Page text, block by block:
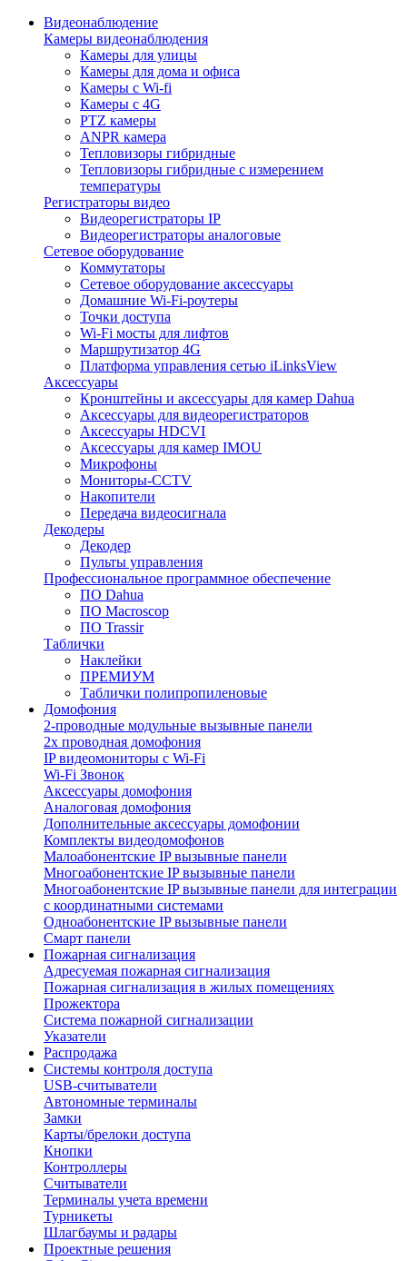
Видеонаблюдение
Камеры видеонаблюдения
Камеры для улицы
Камеры для дома и офиса
Камеры с Wi-fi
Камеры с 4G
PTZ камеры
ANPR камера
Тепловизоры гибридные
Тепловизоры гибридные c измерением
температуры
Регистраторы видео
Видеорегистраторы IP
Видеорегистраторы аналоговые
Сетевое оборудование
Коммутаторы
Сетевое оборудование аксессуары
Домашние Wi-Fi-роутеры
Точки доступа
Wi-Fi мосты для лифтов
Маршрутизатор 4G
Платформа управления сетью iLinksView
Аксессуары
Кронштейны и аксессуары для камер Dahua
Аксессуары для видеорегистраторов
Аксессуары HDCVI
Аксессуары для камер IMOU
Микрофоны
Мониторы-CCTV
Накопители
Передача видеосигнала
Декодеры
Декодер
Пульты управления
Профессиональное программное обеспечение
ПО Dahua
ПО Macroscop
ПО Trassir
Таблички
Наклейки
ПРЕМИУМ
Таблички полипропиленовые
Домофония
2-проводные модульные вызывные панели
2х проводная домофония
IP видеомониторы с Wi-Fi
Wi-Fi Звонок
Аксессуары домофония
Аналоговая домофония
Дополнительные аксессуары домофонии
Комплекты видеодомофонов
Малоабонентские IP вызывные панели
Многоабонентские IP вызывные панели
Многоабонентские IP вызывные панели для интеграции
с координатными системами
Одноабонентские IP вызывные панели
Смарт панели
Пожарная сигнализация
Адресуемая пожарная сигнализация
Пожарная сигнализация в жилых помещениях
Прожектора
Система пожарной сигнализации
Указатели
Распродажа
Системы контроля доступа
USB-считыватели
Автономные терминалы
Замки
Карты/брелоки доступа
Кнопки
Контроллеры
Считыватели
Терминалы учета времени
Турникеты
Шлагбаумы и радары
Проектные решения